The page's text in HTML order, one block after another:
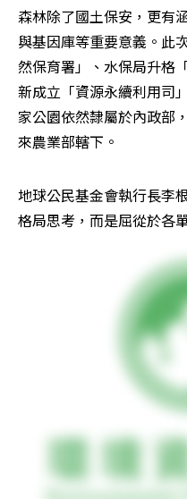
森林除了國土保安，更有
與基因庫等重要意義。此
然保育署」、水保局升格
新成立「資源永續利用司
家公園依然隸屬於內政部
來農業部轄下。
地球公民基金會執行長李
格局思考，而是屈從於各